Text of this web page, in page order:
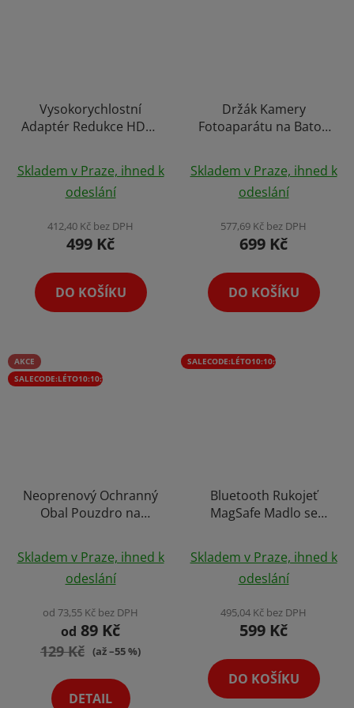
Vysokorychlostní
Adaptér Redukce HDMI
Audiovizuální Přenos
TV, Notebook, Mobilní
Přenos
hodnocení
produktu
je
5,0
5
hvězdiček.
Skladem v Praze, ihned k
odeslání
412,40 Kč bez DPH
499 Kč
DO KOŠÍKU
Držák Kamery
Fotoaparátu na Batoh
Rychloupínací
Destičkouhodnocení
produktu
je
4,3
5
hvězdiček.
Skladem v Praze, ihned k
odeslání
577,69 Kč bez DPH
699 Kč
DO KOŠÍKU
AKCE
SALECODE:LÉTO10:10:%
Neoprenový Ochranný
Obal Pouzdro na
hodnocení
produktu
je
5,0
z
hvězdiček.
Skladem v Praze, ihned k
odeslání
od 73,55 Kč bez DPH
od 89 Kč
129 Kč (až –55 %)
DETAIL
SALECODE:LÉTO10:10:%
Bluetooth Rukojeť
MagSafe Madlo se
Natáčení Videí Selfie
Holder CapGrip
Magnetická Spoušť
hodnocení
produktu
je
5,0
5
hvězdiček.
Skladem v Praze, ihned k
odeslání
495,04 Kč bez DPH
599 Kč
DO KOŠÍKU